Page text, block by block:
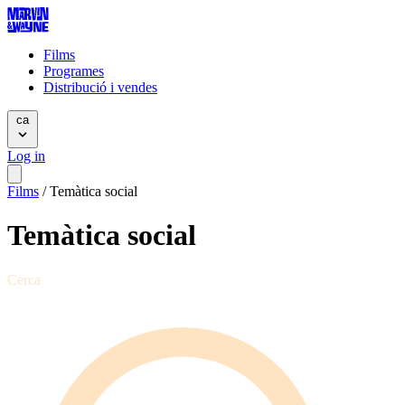
Films
Programes
Distribució i vendes
ca
Log in
Films / Temàtica social
Temàtica social
Cerca